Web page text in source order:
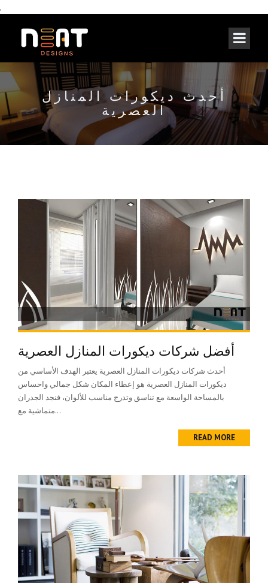
,
أحدث ديكورات المنازل
العصرية
أفضل شركات ديكورات المنازل العصرية
أحدث شركات ديكورات المنازل العصرية يعتبر الهدف الأساسي من
ديكورات المنازل العصرية هو إعطاء المكان شكل جمالي واحساس
بالمساحة الواسعة مع تناسق وتدرج مناسب للألوان، فنجد الجدران
متماشية مع...
READ MORE